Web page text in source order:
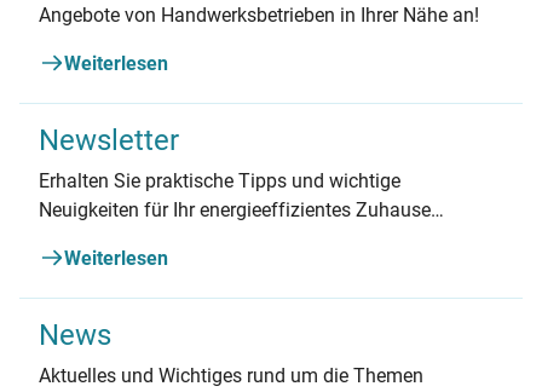
Angebote von Handwerksbetrieben in Ihrer Nähe an!
Weiterlesen
Newsletter
Erhalten Sie praktische Tipps und wichtige
Neuigkeiten für Ihr energieeffizientes Zuhause
Weiterlesen
News
Aktuelles und Wichtiges rund um die Themen